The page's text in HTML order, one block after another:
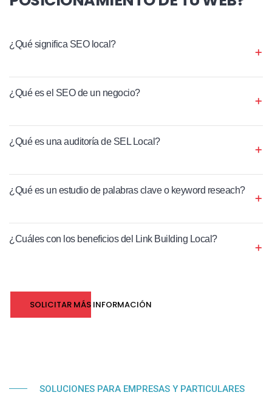
¿Qué significa SEO local?
¿Qué es el SEO de un negocio?
¿Qué es una auditoría de SEL Local?
¿Qué es un estudio de palabras clave o keyword reseach?
¿Cuáles con los beneficios del Link Building Local?
SOLICITAR MÁS INFORMACIÓN
SOLUCIONES PARA EMPRESAS Y PARTICULARES